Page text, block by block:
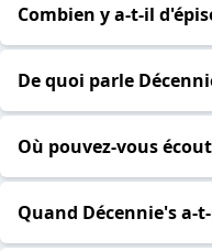
Combien y a-t-il
De quoi parle
Où pouvez-vous
Quand Décennie's a-